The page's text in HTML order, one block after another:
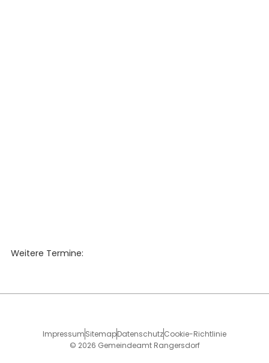
Weitere Termine:
ImpressumSitemapDatenschutzCookie-Richtlinie
© 2026 Gemeindeamt Rangersdorf